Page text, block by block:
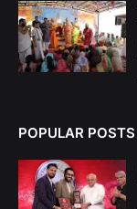
POPULAR POSTS